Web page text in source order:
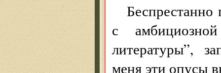
Беспрестанно
с
литературы”,
меня эти опусы